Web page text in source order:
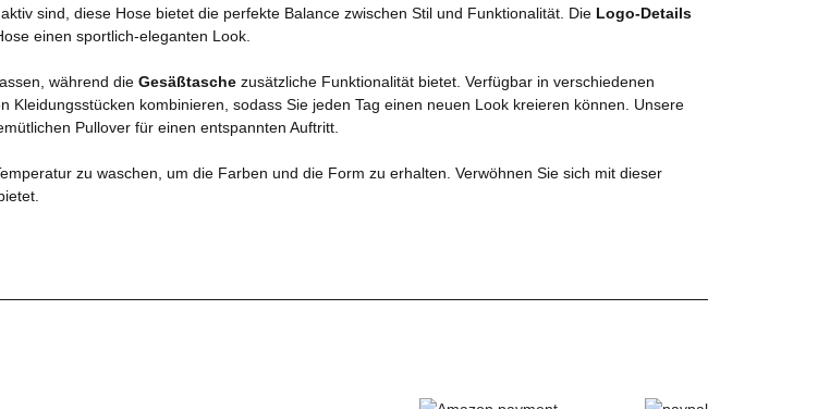
sind, diese Hose bietet die perfekte Balance zwischen Stil und Funktionalität. Die Logo-Details
einen sportlich-eleganten Look.
während die Gesäßtasche zusätzliche Funktionalität bietet. Verfügbar in verschiedenen
kombinieren, sodass Sie jeden Tag einen neuen Look kreieren können. Unsere
Pullover für einen entspannten Auftritt.
zu waschen, um die Farben und die Form zu erhalten. Verwöhnen Sie sich mit dieser